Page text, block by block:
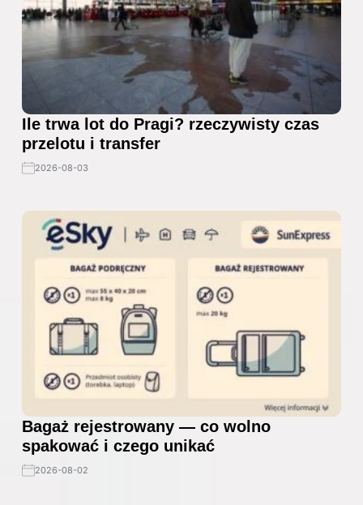
Ile trwa lot do Pragi? rzeczywisty czas
przelotu i transfer
2026-08-03
Bagaż rejestrowany — co wolno
spakować i czego unikać
2026-08-02